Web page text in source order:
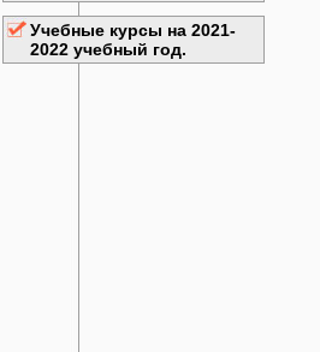
Учебные курсы на 2021-
2022 учебный год.